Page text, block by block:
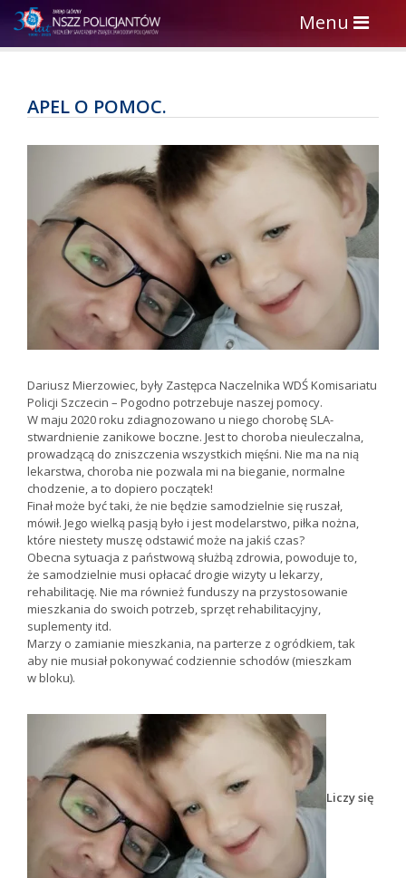
Toggle
navigation
Menu
APEL O POMOC.
Dariusz Mierzowiec, były Zastępca Naczelnika WDŚ Komisariatu
Policji Szczecin – Pogodno potrzebuje naszej pomocy.
W maju 2020 roku zdiagnozowano u niego chorobę SLA-
stwardnienie zanikowe boczne. Jest to choroba nieuleczalna,
prowadzącą do zniszczenia wszystkich mięśni. Nie ma na nią
lekarstwa, choroba nie pozwala mi na bieganie, normalne
chodzenie, a to dopiero początek!
Finał może być taki, że nie będzie samodzielnie się ruszał,
mówił. Jego wielką pasją było i jest modelarstwo, piłka nożna,
które niestety muszę odstawić może na jakiś czas?
Obecna sytuacja z państwową służbą zdrowia, powoduje to,
że samodzielnie musi opłacać drogie wizyty u lekarzy,
rehabilitację. Nie ma również funduszy na przystosowanie
mieszkania do swoich potrzeb, sprzęt rehabilitacyjny,
suplementy itd.
Marzy o zamianie mieszkania, na parterze z ogródkiem, tak
aby nie musiał pokonywać codziennie schodów (mieszkam
w bloku).
Liczy się